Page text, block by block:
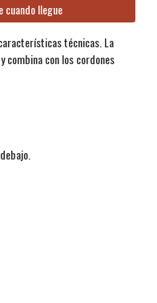
cuando llegue
técnicas. La
combina con los cordones